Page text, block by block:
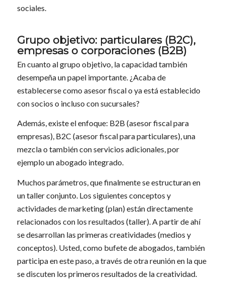
sociales.
Grupo objetivo: particulares (B2C),
empresas o corporaciones (B2B)
En cuanto al grupo objetivo, la capacidad también
desempeña un papel importante. ¿Acaba de
establecerse como asesor fiscal o ya está establecido
con socios o incluso con sucursales?
Además, existe el enfoque: B2B (asesor fiscal para
empresas), B2C (asesor fiscal para particulares), una
mezcla o también con servicios adicionales, por
ejemplo un abogado integrado.
Muchos parámetros, que finalmente se estructuran en
un taller conjunto. Los siguientes conceptos y
actividades de marketing (plan) están directamente
relacionados con los resultados (taller). A partir de ahí
se desarrollan las primeras creatividades (medios y
conceptos). Usted, como bufete de abogados, también
participa en este paso, a través de otra reunión en la que
se discuten los primeros resultados de la creatividad.